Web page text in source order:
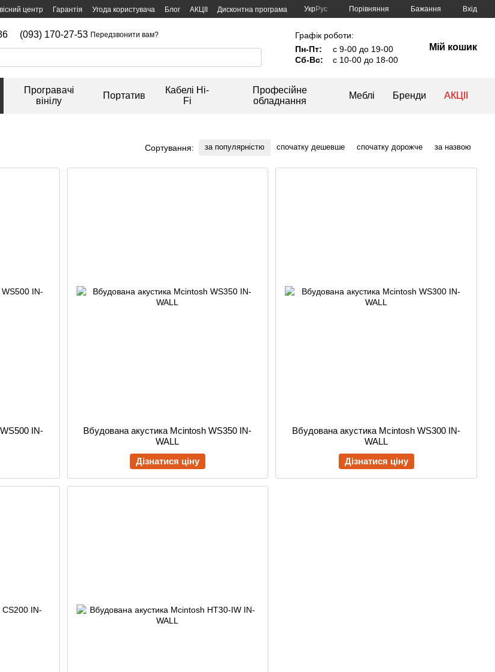
центр Гарантія Угода користувача Блог АКЦІІ
Дисконтна програма
УкрРус Порівняння Бажання Вхід
(093) 170-27-53 Передзвонити вам?
Графік роботи:
Пн-Пт:
с 9-00 до 19-00
Сб-Вс:
с 10-00 до 18-00
Мій кошик
Програвачі
вінілу
Портатив
Кабелі Hi-
Fi
Професійне
обладнання
Меблі Бренди АКЦІІ
Сортування: за популярністю спочатку дешевше спочатку дорожче за назвою
IN-
Вбудована акустика Mcintosh WS350 IN-
WALL
Дізнатися ціну
Вбудована акустика Mcintosh WS300 IN-
WALL
Дізнатися ціну